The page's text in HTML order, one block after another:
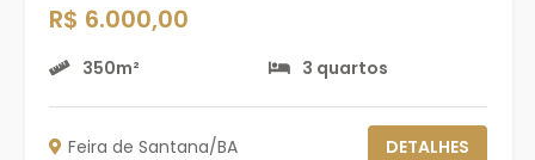
R$ 6.000,00
350m² 3 quartos
Feira de Santana/BA DETALHES